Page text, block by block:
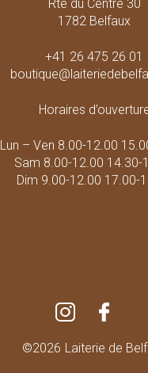
Rte du Centre 30
1782 Belfaux
+41 26 475 26 01
Horaires
Lun – Ven 8.00-12.00
Sam 8.00-12.00 14.30-
Dim 9.00-12.00 17.00-
©2026 Laiterie de